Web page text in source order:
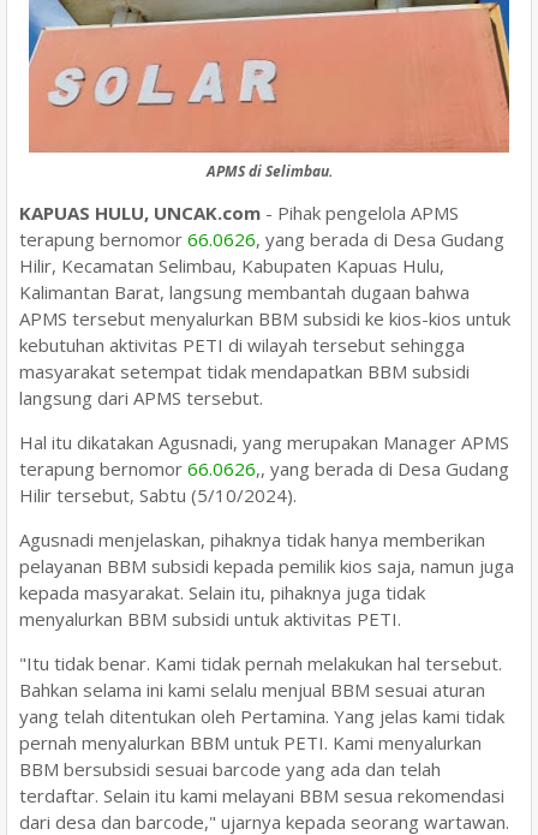
APMS di Selimbau.
KAPUAS HULU, UNCAK.com - Pihak pengelola APMS
terapung bernomor 66.0626, yang berada di Desa Gudang
Hilir, Kecamatan Selimbau, Kabupaten Kapuas Hulu,
Kalimantan Barat, langsung membantah dugaan bahwa
APMS tersebut menyalurkan BBM subsidi ke kios-kios untuk
kebutuhan aktivitas PETI di wilayah tersebut sehingga
masyarakat setempat tidak mendapatkan BBM subsidi
langsung dari APMS tersebut.
Hal itu dikatakan Agusnadi, yang merupakan Manager APMS
terapung bernomor 66.0626,, yang berada di Desa Gudang
Hilir tersebut, Sabtu (5/10/2024).
Agusnadi menjelaskan, pihaknya tidak hanya memberikan
pelayanan BBM subsidi kepada pemilik kios saja, namun juga
kepada masyarakat. Selain itu, pihaknya juga tidak
menyalurkan BBM subsidi untuk aktivitas PETI.
"Itu tidak benar. Kami tidak pernah melakukan hal tersebut.
Bahkan selama ini kami selalu menjual BBM sesuai aturan
yang telah ditentukan oleh Pertamina. Yang jelas kami tidak
pernah menyalurkan BBM untuk PETI. Kami menyalurkan
BBM bersubsidi sesuai barcode yang ada dan telah
terdaftar. Selain itu kami melayani BBM sesua rekomendasi
dari desa dan barcode," ujarnya kepada seorang wartawan.